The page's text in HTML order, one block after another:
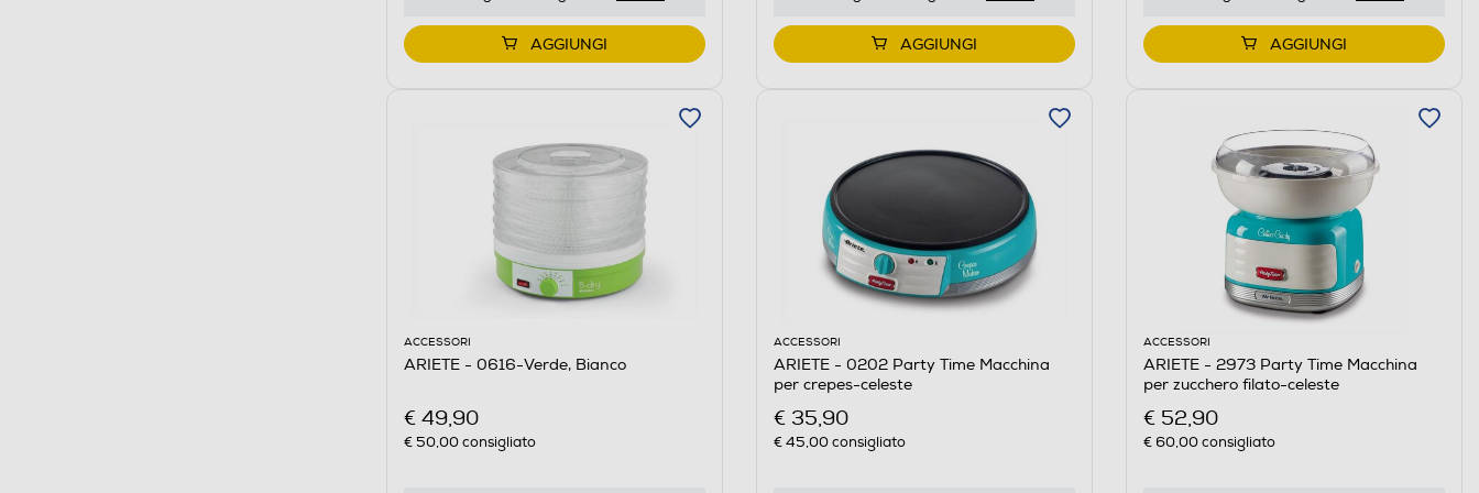
AGGIUNGI AGGIUNGI AGGIUNGI
ACCESSORI
ARIETE - 0616-Verde, Bianco
€ 49,90
€ 50,00consigliato
ACCESSORI
ARIETE - 0202 Party Time Macchina
per crepes-celeste
€ 35,90
€ 45,00consigliato
ACCESSORI
ARIETE - 2973 Party Time Macchina
per zucchero filato-celeste
€ 52,90
€ 60,00consigliato